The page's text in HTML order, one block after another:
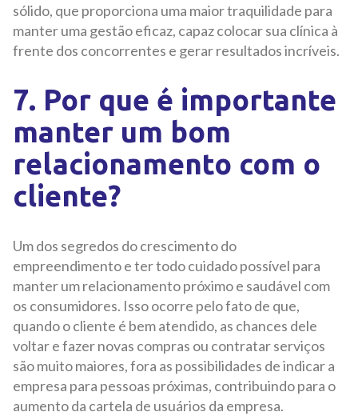
sólido, que proporciona uma maior traquilidade para
manter uma gestão eficaz, capaz colocar sua clínica à
frente dos concorrentes e gerar resultados incríveis.
7. Por que é importante
manter um bom
relacionamento com o
cliente?
Um dos segredos do crescimento do
empreendimento e ter todo cuidado possível para
manter um relacionamento próximo e saudável com
os consumidores. Isso ocorre pelo fato de que,
quando o cliente é bem atendido, as chances dele
voltar e fazer novas compras ou contratar serviços
são muito maiores, fora as possibilidades de indicar a
empresa para pessoas próximas, contribuindo para o
aumento da cartela de usuários da empresa.